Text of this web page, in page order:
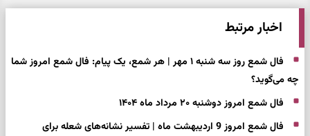
اخبار مرتبط
فال شمع روز سه شنبه ۱ مهر | هر شمع، یک پیام: فال شمع امروز شما
چه می‌گوید؟
فال شمع امروز دوشنبه ۲۰ مرداد ماه ۱۴۰۴
فال شمع امروز 9 اردیبهشت ماه | تفسیر نشانه‌های شعله برای